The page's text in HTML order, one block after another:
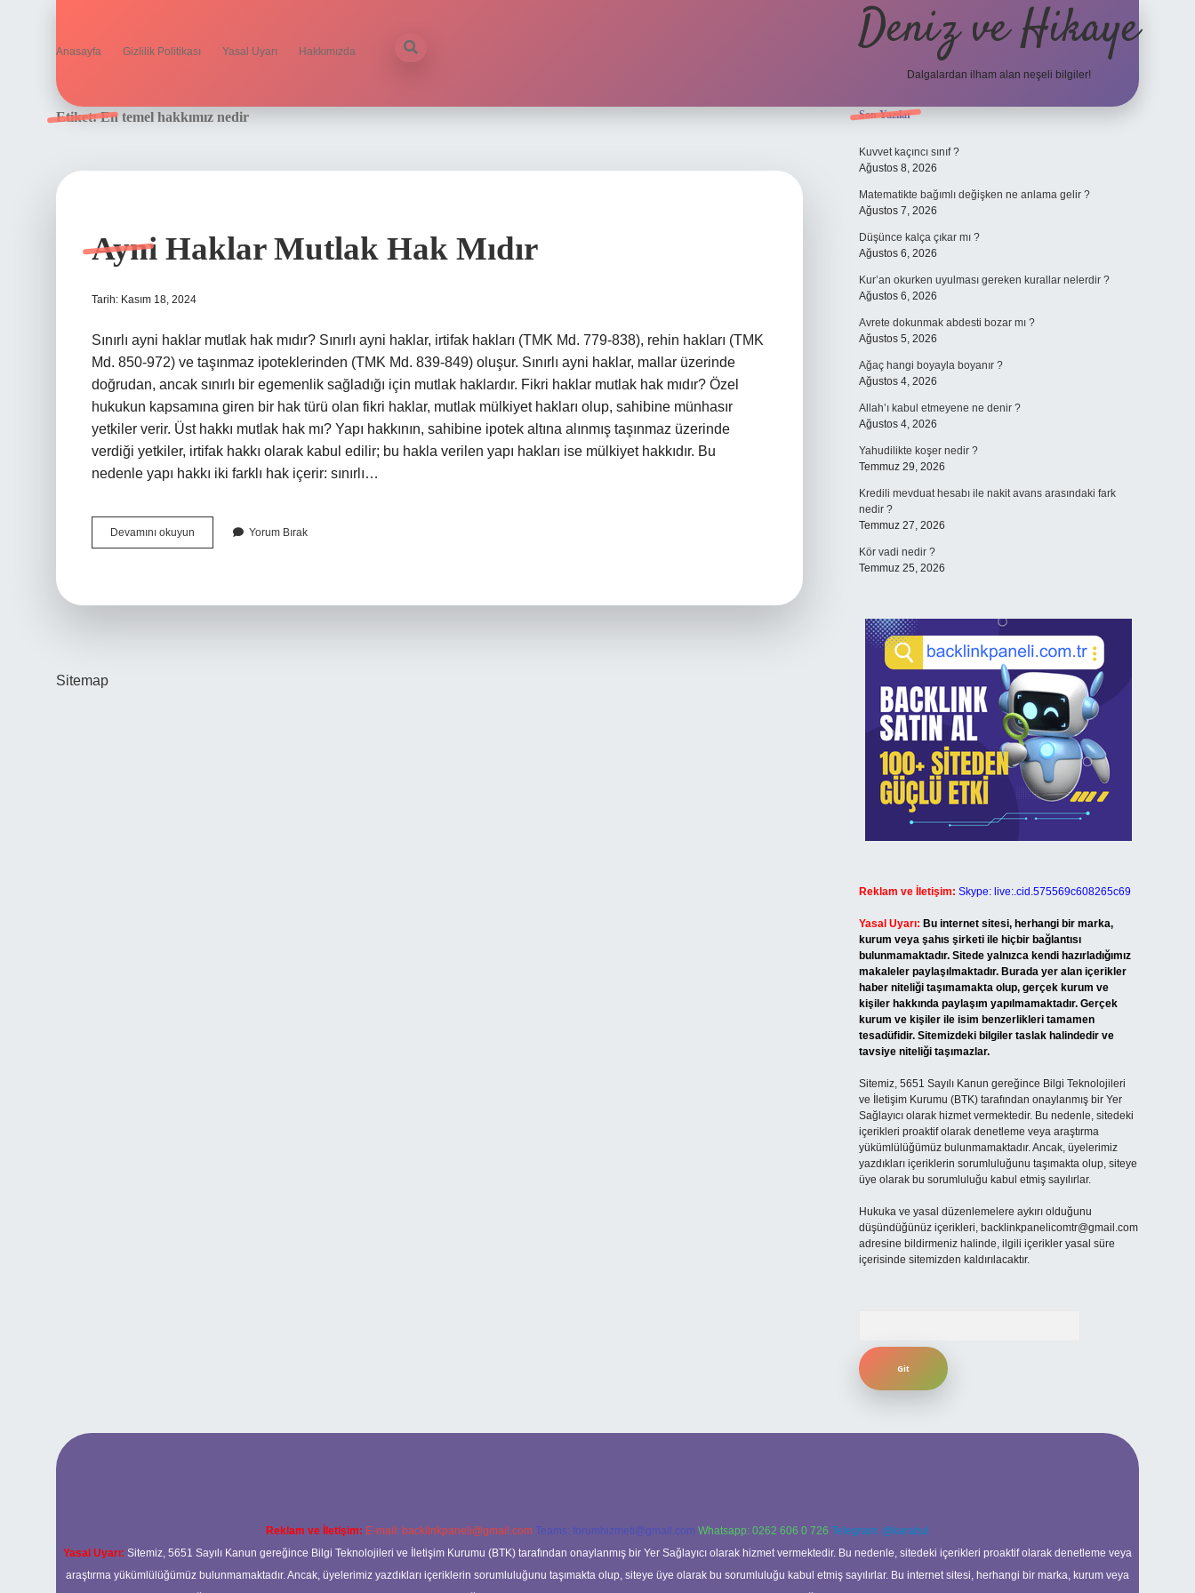
Anasayfa Gizlilik Politikası Yasal Uyarı Hakkımızda Deniz ve Hikaye
Dalgalardan ilham alan neşeli bilgiler!
Etiket:En temel hakkımız nedir
Ayni Haklar Mutlak Hak Mıdır
Tarih: Kasım 18, 2024
Sınırlı ayni haklar mutlak hak mıdır? Sınırlı ayni haklar, irtifak hakları (TMK Md. 779-838), rehin hakları (TMK
Md. 850-972) ve taşınmaz ipoteklerinden (TMK Md. 839-849) oluşur. Sınırlı ayni haklar, mallar üzerinde
doğrudan, ancak sınırlı bir egemenlik sağladığı için mutlak haklardır. Fikri haklar mutlak hak mıdır? Özel
hukukun kapsamına giren bir hak türü olan fikri haklar, mutlak mülkiyet hakları olup, sahibine münhasır
yetkiler verir. Üst hakkı mutlak hak mı? Yapı hakkının, sahibine ipotek altına alınmış taşınmaz üzerinde
verdiği yetkiler, irtifak hakkı olarak kabul edilir; bu hakla verilen yapı hakları ise mülkiyet hakkıdır. Bu
nedenle yapı hakkı iki farklı hak içerir: sınırlı…
Devamını okuyun
Haklar
Yorum Bırak
Sitemap
Sidebar
Son Yazılar
Kuvvet kaçıncı sınıf ?
Ağustos 8, 2026
Matematikte bağımlı değişken ne anlama gelir ?
Ağustos 7, 2026
Düşünce kalça çıkar mı ?
Ağustos 6, 2026
Kur’an okurken uyulması gereken kurallar nelerdir ?
Ağustos 6, 2026
Avrete dokunmak abdesti bozar mı ?
Ağustos 5, 2026
Ağaç hangi boyayla boyanır ?
Ağustos 4, 2026
Allah’ı kabul etmeyene ne denir ?
Ağustos 4, 2026
Yahudilikte koşer nedir ?
Temmuz 29, 2026
Kredili mevduat hesabı ile nakit avans arasındaki fark
nedir ?
Temmuz 27, 2026
Kör vadi nedir ?
Temmuz 25, 2026
Reklam ve İletişim: Skype: live:.cid.575569c608265c69
Yasal Uyarı: Bu internet sitesi, herhangi bir marka,
kurum veya şahıs şirketi ile hiçbir bağlantısı
bulunmamaktadır. Sitede yalnızca kendi hazırladığımız
makaleler paylaşılmaktadır. Burada yer alan içerikler
haber niteliği taşımamakta olup, gerçek kurum ve
kişiler hakkında paylaşım yapılmamaktadır. Gerçek
kurum ve kişiler ile isim benzerlikleri tamamen
tesadüfidir. Sitemizdeki bilgiler taslak halindedir ve
tavsiye niteliği taşımazlar.
Sitemiz, 5651 Sayılı Kanun gereğince Bilgi Teknolojileri
ve İletişim Kurumu (BTK) tarafından onaylanmış bir Yer
Sağlayıcı olarak hizmet vermektedir. Bu nedenle, sitedeki
içerikleri proaktif olarak denetleme veya araştırma
yükümlülüğümüz bulunmamaktadır. Ancak, üyelerimiz
yazdıkları içeriklerin sorumluluğunu taşımakta olup, siteye
üye olarak bu sorumluluğu kabul etmiş sayılırlar.
Hukuka ve yasal düzenlemelere aykırı olduğunu
düşündüğünüz içerikleri, backlinkpanelicomtr@gmail.com
adresine bildirmeniz halinde, ilgili içerikler yasal süre
içerisinde sitemizden kaldırılacaktır.
ilbet yeni giriş
Reklam ve İletişim: E-mail: backlinkpaneli@gmail.com Teams: forumhizmeti@gmail.com Whatsapp: 0262 606 0 726 Telegram: @karabul
Yasal Uyarı: Sitemiz, 5651 Sayılı Kanun gereğince Bilgi Teknolojileri ve İletişim Kurumu (BTK) tarafından onaylanmış bir Yer Sağlayıcı olarak hizmet vermektedir. Bu nedenle, sitedeki içerikleri proaktif olarak denetleme veya
araştırma yükümlülüğümüz bulunmamaktadır. Ancak, üyelerimiz yazdıkları içeriklerin sorumluluğunu taşımakta olup, siteye üye olarak bu sorumluluğu kabul etmiş sayılırlar. Bu internet sitesi, herhangi bir marka, kurum veya